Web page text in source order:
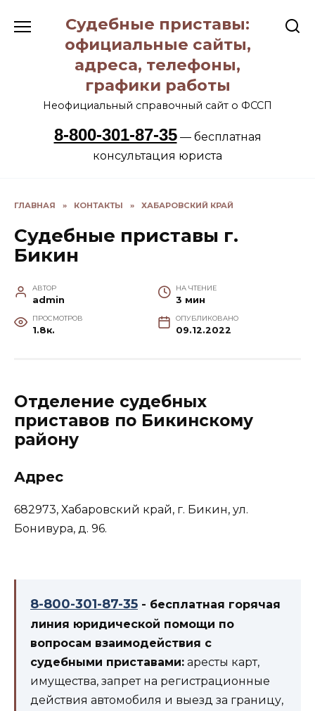
содержанию
Судебные приставы:
официальные сайты,
адреса, телефоны,
графики работы
Неофициальный справочный сайт о ФССП
8-800-301-87-35— бесплатная
консультация юриста
ГЛАВНАЯ » КОНТАКТЫ » ХАБАРОВСКИЙ КРАЙ
Судебные приставы г.
Бикин
АВТОР
admin
НА ЧТЕНИЕ
3 мин
ПРОСМОТРОВ
1.8к.
ОПУБЛИКОВАНО
09.12.2022
Отделение судебных
приставов по Бикинскому
району
Адрес
682973, Хабаровский край, г. Бикин, ул.
Бонивура, д. 96.
8-800-301-87-35 - бесплатная горячая
линия юридической помощи по
вопросам взаимодействия с
судебными приставами: аресты карт,
имущества, запрет на регистрационные
действия автомобиля и выезд за границу,